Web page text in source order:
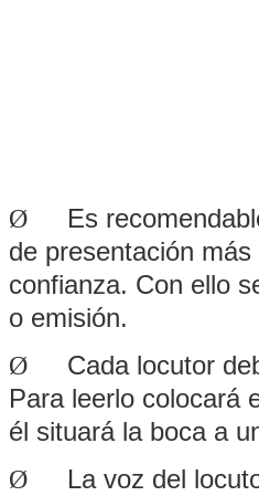
Ø
Es
de presentación
confianza. Con ello
o emisión.
Ø
Cada locutor
Para leerlo colocará
él situará la boca a
Ø
La voz del